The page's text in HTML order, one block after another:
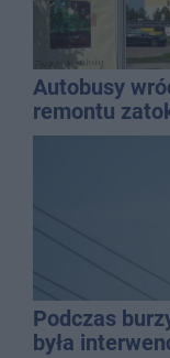
Autobusy
remontu
Podczas
była